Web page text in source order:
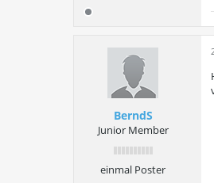
BerndS
Junior Member
einmal Poster